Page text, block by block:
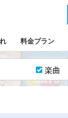
料金プラン
楽曲